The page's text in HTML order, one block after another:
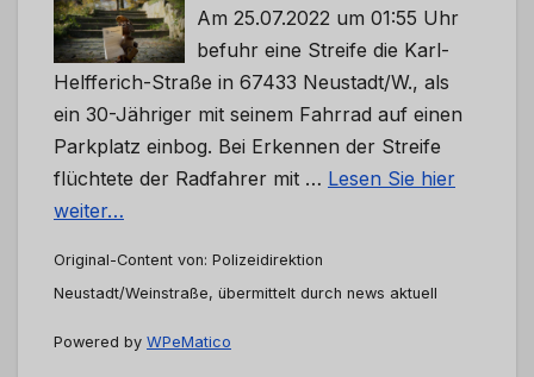
Am 25.07.2022 um 01:55 Uhr
befuhr eine Streife die Karl-
Helfferich-Straße in 67433 Neustadt/W., als
ein 30-Jähriger mit seinem Fahrrad auf einen
Parkplatz einbog. Bei Erkennen der Streife
flüchtete der Radfahrer mit … Lesen Sie hier
weiter…
Original-Content von: Polizeidirektion
Neustadt/Weinstraße, übermittelt durch news aktuell
Powered by WPeMatico